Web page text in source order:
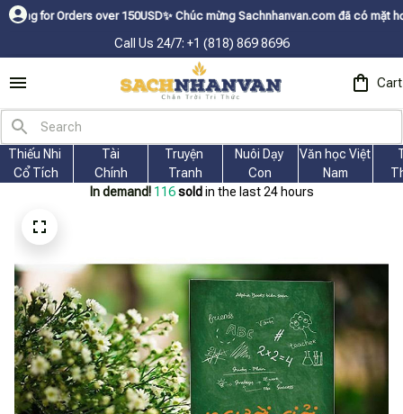
over 150USDㅤ✨Chúc mừng Sachnhanvan.com đã có mặt hơn 200
Call Us 24/7: +1 (818) 869 8696
Cart
Thiếu Nhi
Cổ Tích
Tài
Chính
Truyện
Tranh
Nuôi Dạy
Con
Văn học Việt
Nam
In demand! 117 sold in the last 24 hours